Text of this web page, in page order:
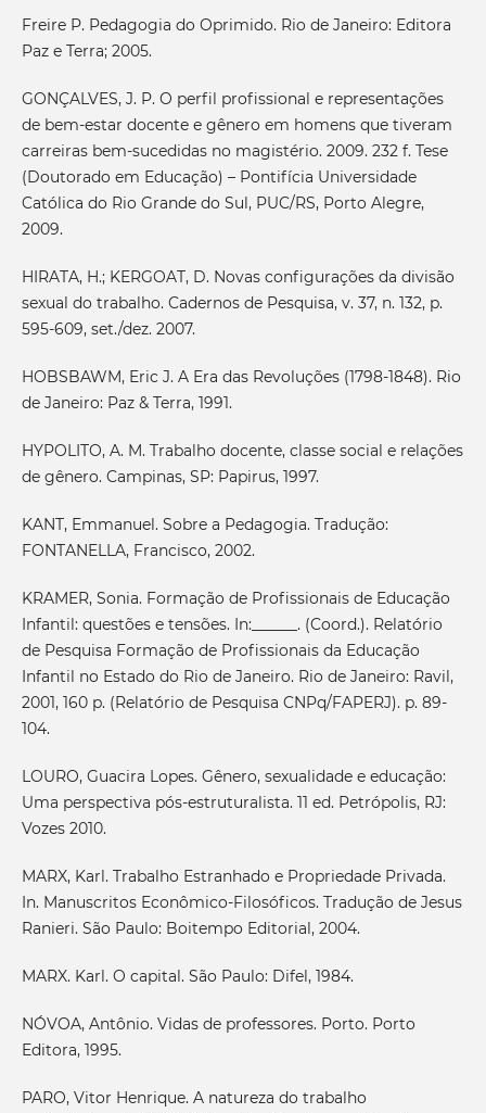
Freire P. Pedagogia do Oprimido. Rio de Janeiro: Editora
Paz e Terra; 2005.
GONÇALVES, J. P. O perfil profissional e representações
de bem-estar docente e gênero em homens que tiveram
carreiras bem-sucedidas no magistério. 2009. 232 f. Tese
(Doutorado em Educação) – Pontifícia Universidade
Católica do Rio Grande do Sul, PUC/RS, Porto Alegre,
2009.
HIRATA, H.; KERGOAT, D. Novas configurações da divisão
sexual do trabalho. Cadernos de Pesquisa, v. 37, n. 132, p.
595-609, set./dez. 2007.
HOBSBAWM, Eric J. A Era das Revoluções (1798-1848). Rio
de Janeiro: Paz & Terra, 1991.
HYPOLITO, A. M. Trabalho docente, classe social e relações
de gênero. Campinas, SP: Papirus, 1997.
KANT, Emmanuel. Sobre a Pedagogia. Tradução:
FONTANELLA, Francisco, 2002.
KRAMER, Sonia. Formação de Profissionais de Educação
Infantil: questões e tensões. In:______. (Coord.). Relatório
de Pesquisa Formação de Profissionais da Educação
Infantil no Estado do Rio de Janeiro. Rio de Janeiro: Ravil,
2001, 160 p. (Relatório de Pesquisa CNPq/FAPERJ). p. 89-
104.
LOURO, Guacira Lopes. Gênero, sexualidade e educação:
Uma perspectiva pós-estruturalista. 11 ed. Petrópolis, RJ:
Vozes 2010.
MARX, Karl. Trabalho Estranhado e Propriedade Privada.
In. Manuscritos Econômico-Filosóficos. Tradução de Jesus
Ranieri. São Paulo: Boitempo Editorial, 2004.
MARX. Karl. O capital. São Paulo: Difel, 1984.
NÓVOA, Antônio. Vidas de professores. Porto. Porto
Editora, 1995.
PARO, Vitor Henrique. A natureza do trabalho